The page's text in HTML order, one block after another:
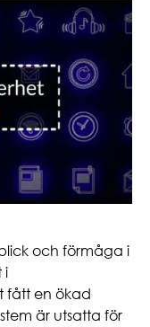
och förmåga i
i
fått en ökad
är utsatta för